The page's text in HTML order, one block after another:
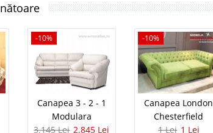
-10%
Canapea 3 - 2 - 1
Modulara
3.145 Lei 2.845 Lei
-10%
Canapea London
Chesterfield
1 Lei 1 Lei